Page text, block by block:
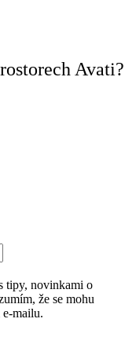
Avati?
tipy, novinkami o
že se mohu
mailu.